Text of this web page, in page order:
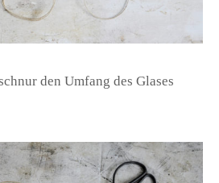
den Umfang des Glases